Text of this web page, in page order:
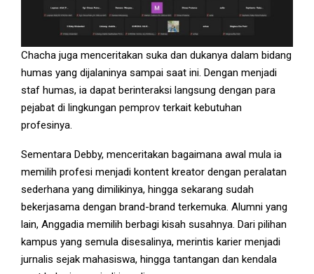
Chacha juga menceritakan suka dan dukanya dalam bidang
humas yang dijalaninya sampai saat ini. Dengan menjadi
staf humas, ia dapat berinteraksi langsung dengan para
pejabat di lingkungan pemprov terkait kebutuhan
profesinya.
Sementara Debby, menceritakan bagaimana awal mula ia
memilih profesi menjadi kontent kreator dengan peralatan
sederhana yang dimilikinya, hingga sekarang sudah
bekerjasama dengan brand-brand terkemuka. Alumni yang
lain, Anggadia memilih berbagi kisah susahnya. Dari pilihan
kampus yang semula disesalinya, merintis karier menjadi
jurnalis sejak mahasiswa, hingga tantangan dan kendala